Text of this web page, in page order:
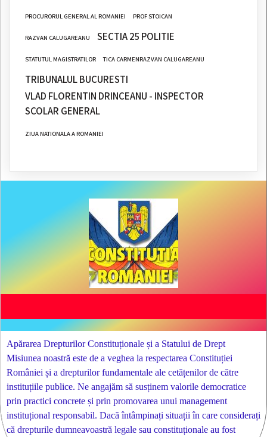
PROCURORUL GENERAL AL ROMANIEI PROF STOICAN
RAZVAN CALUGAREANU SECTIA 25 POLITIE
STATUTUL MAGISTRATILOR TICA CARMENRAZVAN CALUGAREANU
TRIBUNALUL BUCURESTI
VLAD FLORENTIN DRINCEANU - INSPECTOR
SCOLAR GENERAL
ZIUA NATIONALA A ROMANIEI
Apărarea Drepturilor Constituționale și a Statului de Drept
Misiunea noastră este de a veghea la respectarea Constituției
României și a drepturilor fundamentale ale cetățenilor de către
instituțiile publice. Ne angajăm să susținem valorile democratice
prin practici concrete și prin promovarea unui management
instituțional responsabil. Dacă întâmpinați situații în care considerați
că drepturile dumneavoastră legale sau constituționale au fost